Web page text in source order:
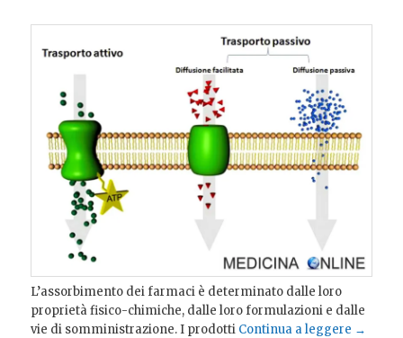
L’assorbimento dei farmaci è determinato dalle loro
proprietà fisico-chimiche, dalle loro formulazioni e dalle
vie di somministrazione. I prodotti Continua a leggere →